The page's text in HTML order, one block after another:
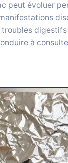
peut évoluer
à